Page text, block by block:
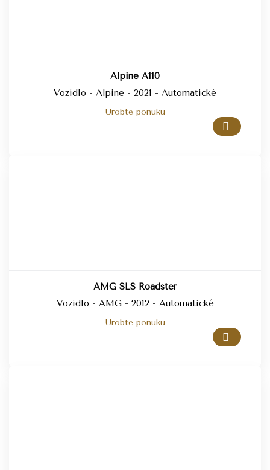
Alpine A110
Vozidlo - Alpine - 2021 - Automatické
Urobte ponuku
AMG SLS Roadster
Vozidlo - AMG - 2012 - Automatické
Urobte ponuku